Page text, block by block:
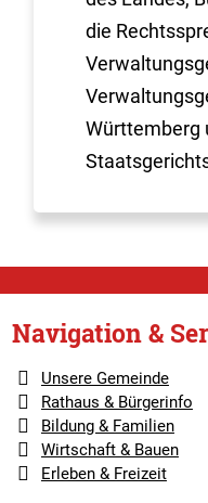
die
Württemberg
Navigation &
Unsere Gemeinde
Rathaus & Bürgerinfo
Bildung & Familien
Wirtschaft & Bauen
Erleben & Freizeit